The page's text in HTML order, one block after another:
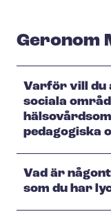
Geronom
Varför vill du
sociala
pedagogiska
Vad är
som du har